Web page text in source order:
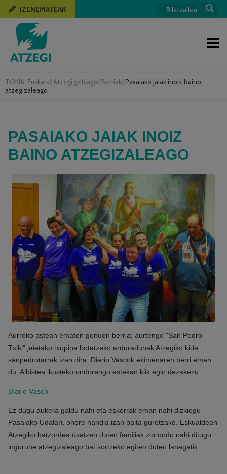
TOKIA: Euskara/ Atzegi gehiago/ Berriak/ Pasaiako jaiak inoiz baino
atzegizaleago
IZENEMATEAK
PASAIAKO JAIAK INOIZ
BAINO ATZEGIZALEAGO
Aurreko astean ematen genuen berria; aurtengo "San Pedro
Txiki" jaietako txupina botatzeko arduradunak Atzegiko kide
sanpedrotarrak izan dira. Diario Vascok ekimenaren berri eman
du. Albistea ikusteko ondorengo estekan klik egin dezakezu.
Diario Vasco
Ez dugu aukera galdu nahi eta eskerrak eman nahi dizkiegu
Pasaiako Udalari, ohore handia izan baita guretzako. Eskualdean
Atzegiko batzordea osatzen duten familiak zoriondu nahi ditugu
ingurune atzegizaleago bat sortzeko egiten duten lanagatik.